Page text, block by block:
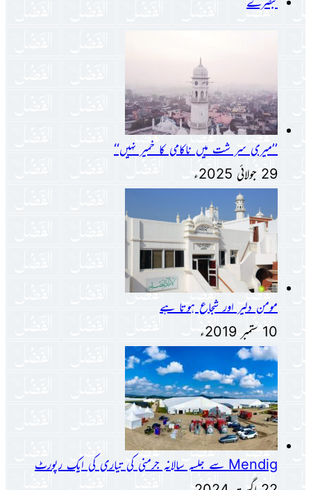
’’میری سر شت میں ناکامی کا خمیر نہیں‘‘
29 جولائی 2025ء
مومن دلیر اور شجاع ہوتا ہے
10 ستمبر 2019ء
Mendig سے جلسہ سالانہ جرمنی کی تیاری کی ایک رپورٹ